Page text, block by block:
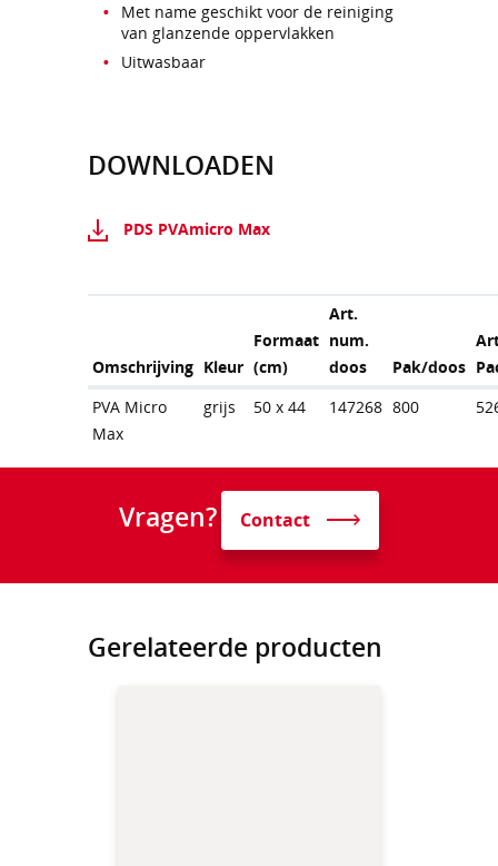
Met name geschikt voor de reiniging
van glanzende oppervlakken
Uitwasbaar
DOWNLOADEN
PDS PVAmicro Max
Omschrijving Kleur
Formaat
(cm)
Art.
num.
doos
Pak/doos
PVA Micro
Max
grijs 50 x 44 147268 800
Vragen? Contact
Gerelateerde producten